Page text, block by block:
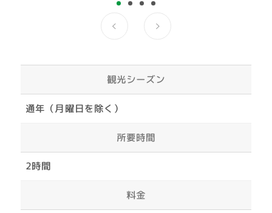
観光シーズン
通年（月曜日を除く）
所要時間
2時間
料金